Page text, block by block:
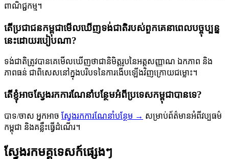
ពាណិជ្ជកម្ម។
តើប្រជាជនកម្ពុជាមើលឃើញទង់ជាតិរបស់ពួកគេនាពេលបច្ចុប្បន្ន
នេះដោយរបៀបណា?
ទង់ជាតិ​ត្រូវ​បាន​គេ​មើល​ឃើញ​ថា​ជា​និមិត្តរូប​នៃ​អត្តសញ្ញាណ ឯកភាព និង​
ភាព​ធន់ ជា​ពិសេស​នៅ​ក្នុង​បរិបទ​នៃ​ការ​ងើប​ឡើង​វិញ​ក្រោយ​ជម្លោះ។
តើខ្ញុំអាចស្វែងរកការណែនាំបន្ថែមអំពីប្រទេសកម្ពុជាបានទេ?
បាទ/ចាស អ្នកអាច ស្វែងរកការណែនាំបន្ថែម → សម្រាប់ព័ត៌មានអំពីវប្បធម៌
កម្ពុជា និងគន្លឹះធ្វើដំណើរ។
ស្វែងរកមគ្គុទេសក៍ផ្សេងៗ